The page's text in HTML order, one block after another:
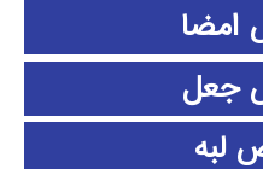
جعل
لبه